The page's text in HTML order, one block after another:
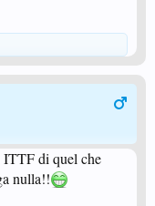
ITTF di quel che
nulla!!